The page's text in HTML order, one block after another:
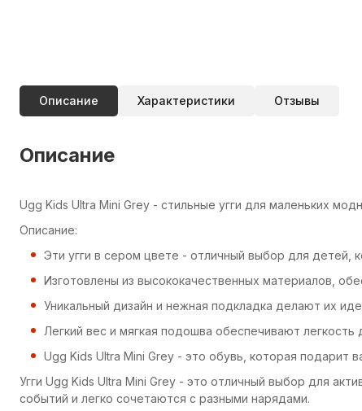
Описание Характеристики Отзывы
Описание
Ugg Kids Ultra Mini Grey - стильные угги для маленьких
Описание:
Эти угги в сером цвете - отличный выбор для детей,
Изготовлены из высококачественных материалов,
Уникальный дизайн и нежная подкладка делают их
Легкий вес и мягкая подошва обеспечивают
Ugg Kids Ultra Mini Grey - это обувь, которая
Угги Ugg Kids Ultra Mini Grey - это отличный выбор для
событий и легко сочетаются с разными нарядами.